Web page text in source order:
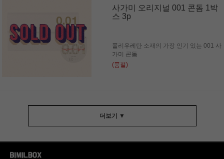
사가미 오리지널 001 콘돔 1박
스 3p
폴리우레탄 소재의 가장 인기 있는 001 사
가미 콘돔
(품절)
더보기 ▼